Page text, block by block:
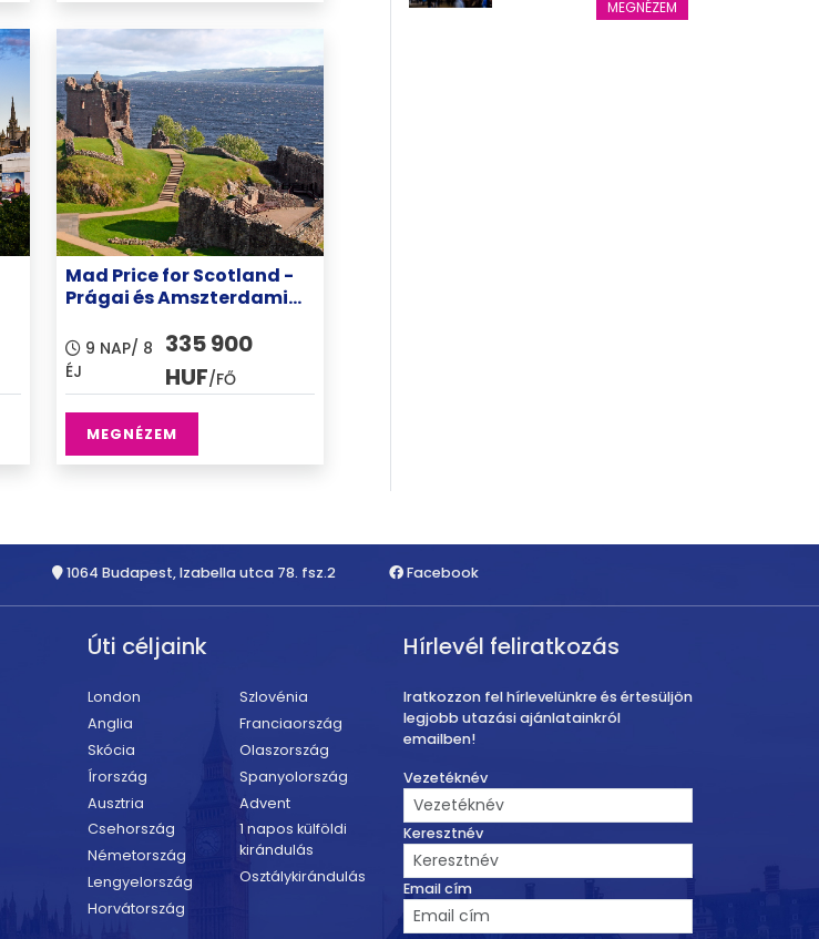
Mad Price for Scotland -
Prágai és Amszterdami
elhelyezéssel
9 NAP/ 8
ÉJ
335 900
HUF/FŐ
MEGNÉZEM
MEGNÉZEM
1064 Budapest, Izabella utca 78. fsz.2 Facebook
Úti céljaink
London
Anglia
Skócia
Írország
Ausztria
Csehország
Németország
Lengyelország
Horvátország
Szlovénia
Franciaország
Olaszország
Spanyolország
Advent
1 napos külföldi
kirándulás
Osztálykirándulás
Hírlevél feliratkozás
Iratkozzon fel hírlevelünkre és értesüljön
legjobb utazási ajánlatainkról
emailben!
Vezetéknév
Keresztnév
Email cím